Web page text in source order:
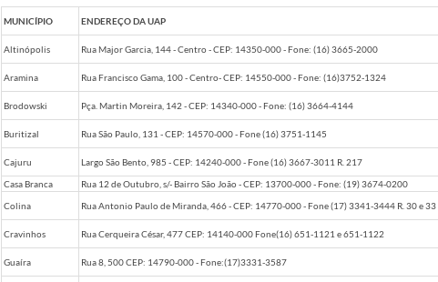
MUNICÍPIO ENDEREÇO DA UAP
Altinópolis
Rua Major Garcia, 144 - Centro - CEP: 14350-000 - Fone: (16) 3665-2000
Aramina Rua Francisco Gama, 100 - Centro- CEP: 14550-000 - Fone: (16)3752-1324
Brodowski Pça. Martin Moreira, 142 - CEP: 14340-000 - Fone: (16) 3664-4144
Buritizal Rua São Paulo, 131 - CEP: 14570-000 - Fone (16) 3751-1145
Cajuru Largo São Bento, 985 - CEP: 14240-000 - Fone (16) 3667-3011 R. 217
Casa Branca
Rua 12 de Outubro, s/- Bairro São João - CEP: 13700-000 - Fone: (19) 3674-0200
Colina
Rua Antonio Paulo de Miranda, 466 - CEP: 14770-000 - Fone (17) 3341-3444 R. 30 e 33
Cravinhos Rua Cerqueira César, 477 CEP: 14140-000 Fone(16) 651-1121 e 651-1122
Guaíra Rua 8, 500 CEP: 14790-000 - Fone:(17)3331-3587